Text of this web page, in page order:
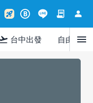
rocket_launch B contract person
flight_takeoff 台中出發 自由行menu